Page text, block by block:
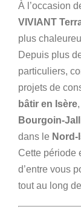
À l’occasion
VIVIANT
plus
Depuis plus
particuliers,
projets de
bâtir en Isère
Bourgoin-
dans le Nord-
Cette période
d’entre vous
tout au long